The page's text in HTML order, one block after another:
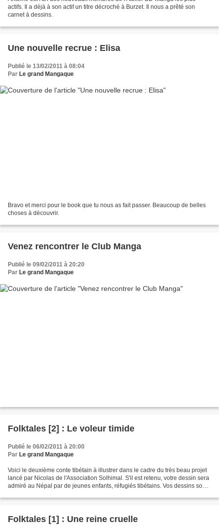
actifs. Il a déjà à son actif un titre décroché à Burzet. Il nous a prêté son
carnet à dessins.
Une nouvelle recrue : Elisa
Publié le 13/02/2011 à 08:04
Par Le grand Mangaque
Bravo et merci pour le book que tu nous as fait passer. Beaucoup de belles
choses à découvrir.
Venez rencontrer le Club Manga
Publié le 09/02/2011 à 20:20
Par Le grand Mangaque
Folktales [2] : Le voleur timide
Publié le 06/02/2011 à 20:00
Par Le grand Mangaque
Voici le deuxième conte tibétain à illustrer dans le cadre du très beau projet
lancé par Nicolas de l'Association Solhimal. S'il est retenu, votre dessin sera
admiré au Népal par de jeunes enfants, réfugiés tibétains. Vos dessins sont
Folktales [1] : Une reine cruelle